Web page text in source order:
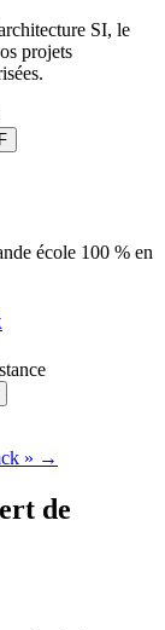
SI, le
projets
école 100 % en
» →
de